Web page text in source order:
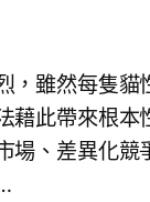
，雖然每隻
藉此帶來根
場、差異化